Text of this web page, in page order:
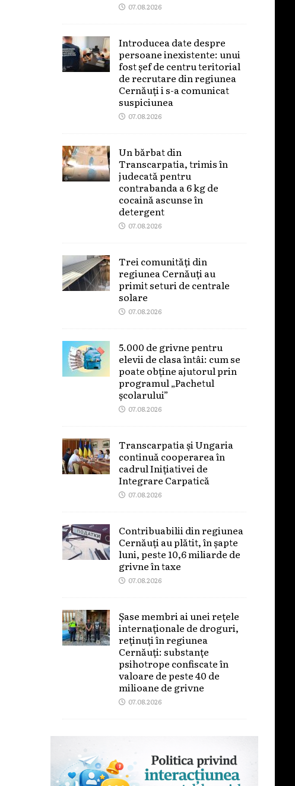
07.08.2026
Introducea date despre
persoane inexistente: unui
fost șef de centru teritorial
de recrutare din regiunea
Cernăuți i s-a comunicat
suspiciunea
07.08.2026
Un bărbat din
Transcarpatia, trimis în
judecată pentru
contrabanda a 6 kg de
cocaină ascunse în
detergent
07.08.2026
Trei comunități din
regiunea Cernăuți au
primit seturi de centrale
solare
07.08.2026
5.000 de grivne pentru
elevii de clasa întâi: cum se
poate obține ajutorul prin
programul „Pachetul
școlarului”
07.08.2026
Transcarpatia și Ungaria
continuă cooperarea în
cadrul Inițiativei de
Integrare Carpatică
07.08.2026
Contribuabilii din regiunea
Cernăuți au plătit, în șapte
luni, peste 10,6 miliarde de
grivne în taxe
07.08.2026
Șase membri ai unei rețele
internaționale de droguri,
reținuți în regiunea
Cernăuți: substanțe
psihotrope confiscate în
valoare de peste 40 de
milioane de grivne
07.08.2026